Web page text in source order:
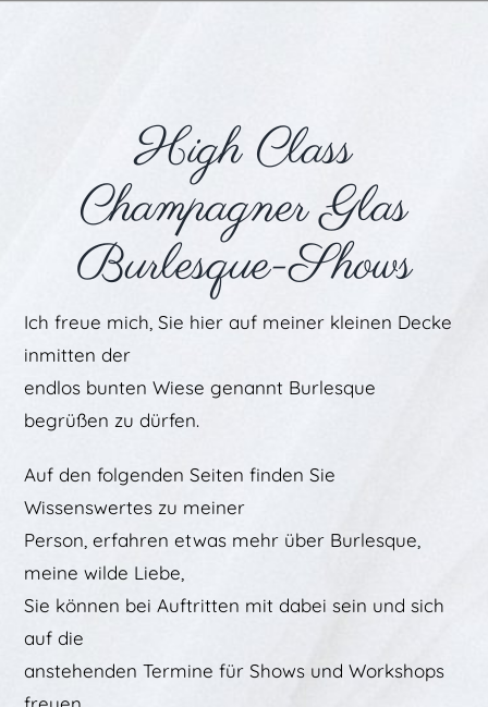
High Class
Champagner Glas
Burlesque-Shows
Ich freue mich, Sie hier auf meiner kleinen Decke
inmitten der
endlos bunten Wiese genannt Burlesque
begrüßen zu dürfen.
Auf den folgenden Seiten finden Sie
Wissenswertes zu meiner
Person, erfahren etwas mehr über Burlesque,
meine wilde Liebe,
Sie können bei Auftritten mit dabei sein und sich
auf die
anstehenden Termine für Shows und Workshops